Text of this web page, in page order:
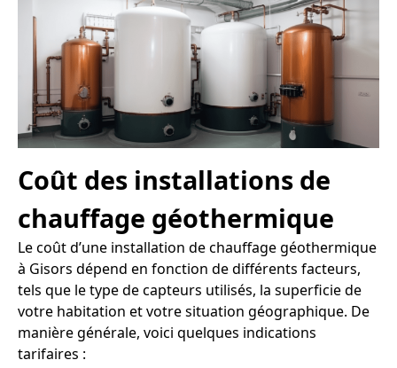
Coût des installations de
chauffage géothermique
Le coût d’une installation de chauffage géothermique
à Gisors dépend en fonction de différents facteurs,
tels que le type de capteurs utilisés, la superficie de
votre habitation et votre situation géographique. De
manière générale, voici quelques indications
tarifaires :